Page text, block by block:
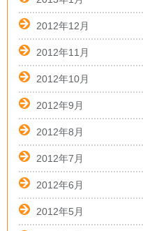
2012年12月
2012年11月
2012年10月
2012年9月
2012年8月
2012年7月
2012年6月
2012年5月